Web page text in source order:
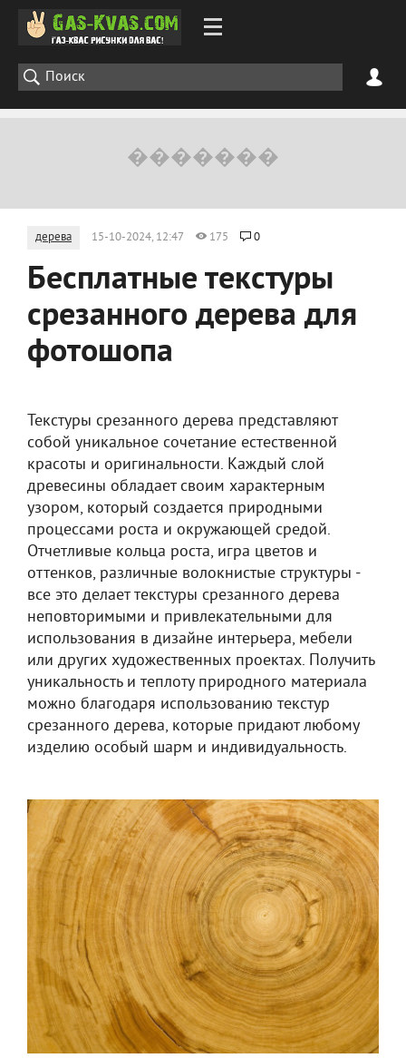
дерева 15-10-2024, 12:47 175 0
Бесплатные текстуры
срезанного дерева для
фотошопа
Текстуры срезанного дерева представляют
собой уникальное сочетание естественной
красоты и оригинальности. Каждый слой
древесины обладает своим характерным
узором, который создается природными
процессами роста и окружающей средой.
Отчетливые кольца роста, игра цветов и
оттенков, различные волокнистые структуры -
все это делает текстуры срезанного дерева
неповторимыми и привлекательными для
использования в дизайне интерьера, мебели
или других художественных проектах. Получить
уникальность и теплоту природного материала
можно благодаря использованию текстур
срезанного дерева, которые придают любому
изделию особый шарм и индивидуальность.